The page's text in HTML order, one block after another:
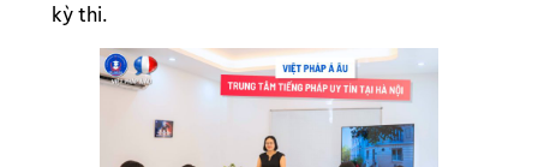
kỳ thi.